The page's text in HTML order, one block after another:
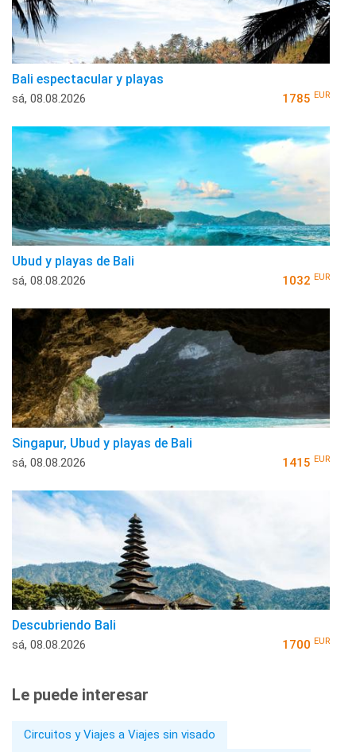
Bali espectacular y playas
sá, 08.08.2026 1785 EUR
Ubud y playas de Bali
sá, 08.08.2026 1032 EUR
Singapur, Ubud y playas de Bali
sá, 08.08.2026 1415 EUR
Descubriendo Bali
sá, 08.08.2026 1700 EUR
Le puede interesar
Circuitos y Viajes a Viajes sin visado